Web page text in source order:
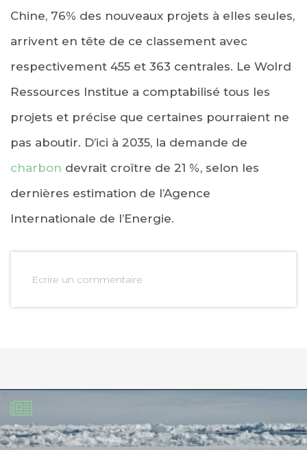
Chine, 76% des nouveaux projets à elles seules,
arrivent en tête de ce classement avec
respectivement 455 et 363 centrales. Le Wolrd
Ressources Institue a comptabilisé tous les
projets et précise que certaines pourraient ne
pas aboutir. D’ici à 2035, la demande de
charbon devrait croître de 21 %, selon les
dernières estimation de l’Agence
Internationale de l’Energie.
Ecrire un commentaire